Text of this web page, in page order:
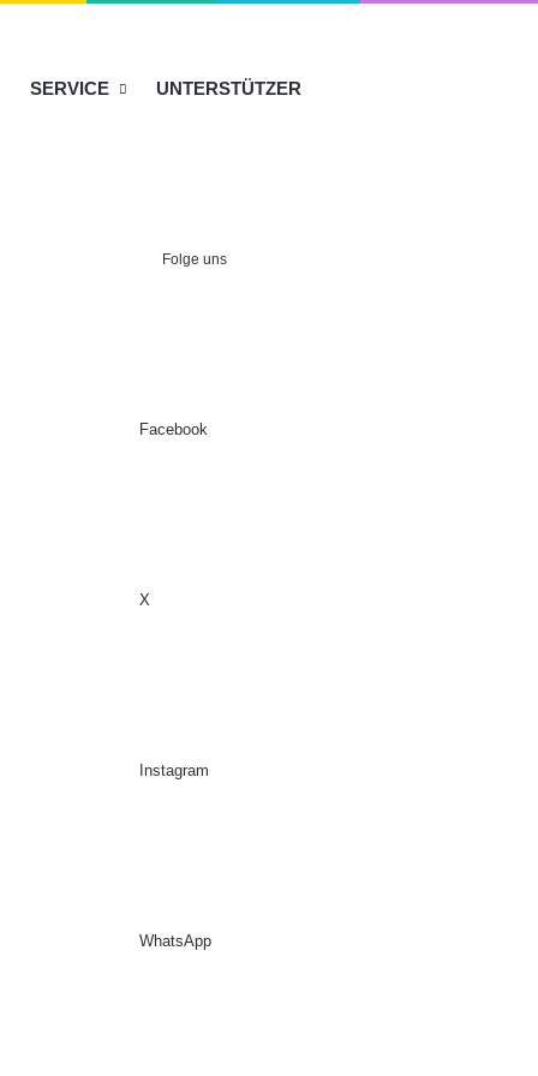
SERVICE UNTERSTÜTZER
Folge uns
Facebook
X
Instagram
WhatsApp